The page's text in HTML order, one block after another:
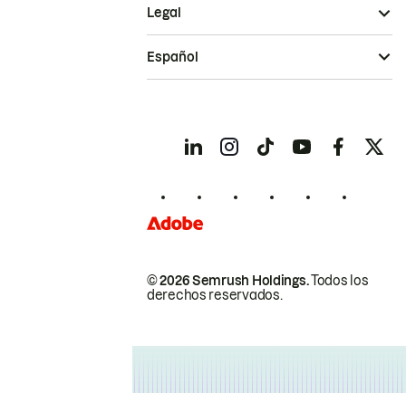
© 2026 Semrush Holdings.Todos los
derechos reservados.
Legal
Español